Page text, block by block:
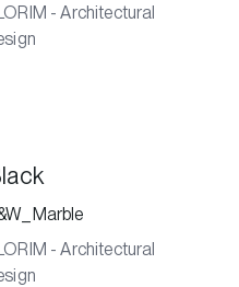
- Architectural
- Architectural